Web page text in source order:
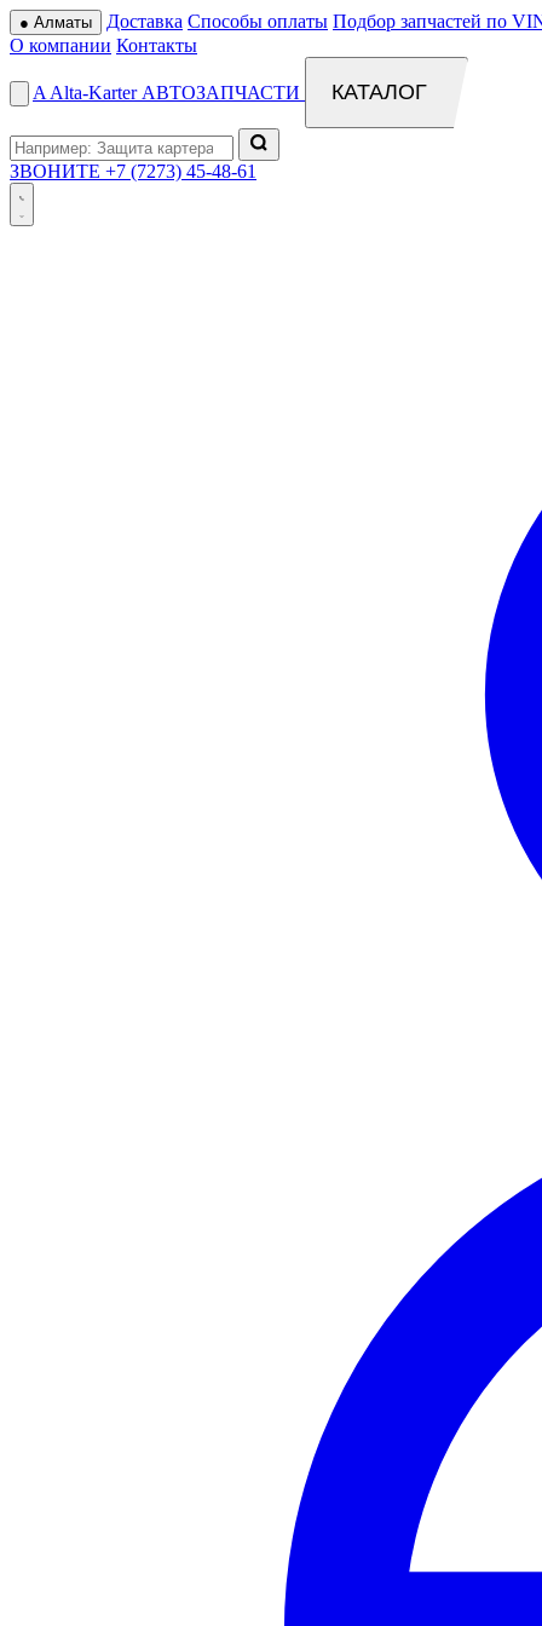
● Алматы Доставка Способы оплаты Подбор запчастей по
О компании Контакты
A Alta-Karter АВТОЗАПЧАСТИ КАТАЛОГ
ЗВОНИТЕ +7 (7273) 45-48-61